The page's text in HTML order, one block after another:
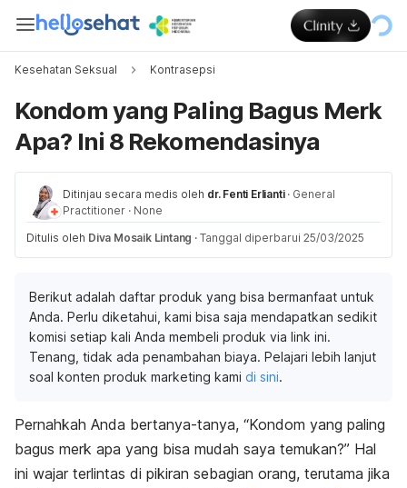
Kesehatan Seksual Kontrasepsi
Kondom yang Paling Bagus Merk
Apa? Ini 8 Rekomendasinya
Ditinjau secara medis oleh dr. Fenti Erlianti · General
Practitioner · None
Ditulis oleh Diva Mosaik Lintang · Tanggal diperbarui 25/03/2025
Berikut adalah daftar produk yang bisa bermanfaat untuk
Anda. Perlu diketahui, kami bisa saja mendapatkan sedikit
komisi setiap kali Anda membeli produk via link ini.
Tenang, tidak ada penambahan biaya. Pelajari lebih lanjut
soal konten produk marketing kami di sini.
Pernahkah Anda bertanya-tanya, “Kondom yang paling
bagus merk apa yang bisa mudah saya temukan?” Hal
ini wajar terlintas di pikiran sebagian orang, terutama jika